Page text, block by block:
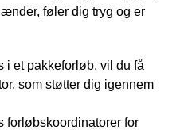
føler dig tryg og er
i et pakkeforløb, vil du få
som støtter dig igennem
forløbskoordinatorer for